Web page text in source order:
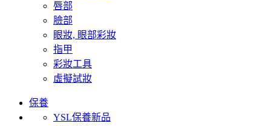
唇部
臉部
眼妝, 眼部彩妝
指甲
彩妝工具
虛擬試妝
保養
YSL保養新品